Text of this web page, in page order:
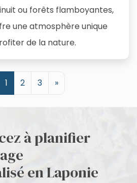
ou forêts flamboyantes,
une atmosphère unique
de la nature.
1 2 3 »
à planifier
en Laponie